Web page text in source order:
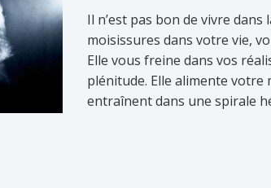
Il n’est pas bon de vivre
moisissures dans votre vie,
Elle vous freine dans vos
plénitude. Elle alimente
entraînent dans une spirale